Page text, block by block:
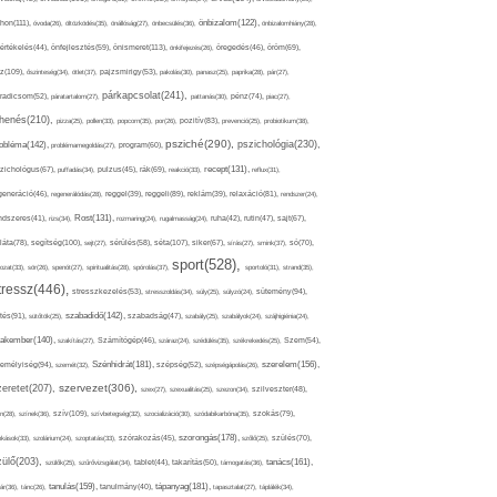
óvoda(26), öltözködés(35), önállóság(27), önbecsülés(36), önbizalom(122), önbizalomhiány(28),
önfejlesztés(59), önismeret(113), önkifejezés(26), öregedés(46), öröm(69),
őszinteség(34), ötlet(37), pajzsmirigy(53), pakolás(30), panasz(25), paprika(28), pár(27),
páratartalom(27), párkapcsolat(241), pattanás(30), pénz(74), piac(27),
pizza(25), pollen(33), popcorn(35), por(26), pozitív(83), prevenció(25), probiotikum(38),
problémamegoldás(27), program(60), psziché(290), pszichológia(230),
puffadás(34), pulzus(45), rák(69), reakció(33), recept(131), reflux(31),
regenerálódás(28), reggel(39), reggeli(89), reklám(39), relaxáció(81), rendszer(24),
rizs(34), Rost(131), rozmaring(24), rugalmasság(24), ruha(42), rutin(47), sajt(67),
segítség(100), sejt(27), sérülés(58), séta(107), siker(67), sírás(27), smink(37), só(70),
sör(26), spenót(27), spiritualitás(28), spórolás(37), sport(528), sportoló(31), strand(35),
stresszkezelés(53), stresszoldás(34), súly(25), súlyzó(24), sütemény(94),
sütőtök(25), szabadidő(142), szabadság(47), szabály(25), szabályok(24), szájhigiénia(24),
szakítás(27), Számítógép(46), száraz(24), szédülés(35), székrekedés(25), Szem(54),
szemét(32), Szénhidrát(181), szépség(52), szépségápolás(26), szerelem(156),
szervezet(306), szex(27), szexualitás(25), szezon(34), szilveszter(48),
színek(36), szív(109), szívbetegség(32), szocializáció(30), szódabikarbóna(35), szokás(79),
szolárium(24), szoptatás(33), szórakozás(45), szorongás(178), szőlő(25), szülés(70),
szülők(25), szűrővizsgálat(34), tablet(44), takarítás(50), támogatás(36), tanács(161),
tánc(26), tanulás(159), tanulmány(40), tápanyag(181), tapasztalat(27), táplálék(34),